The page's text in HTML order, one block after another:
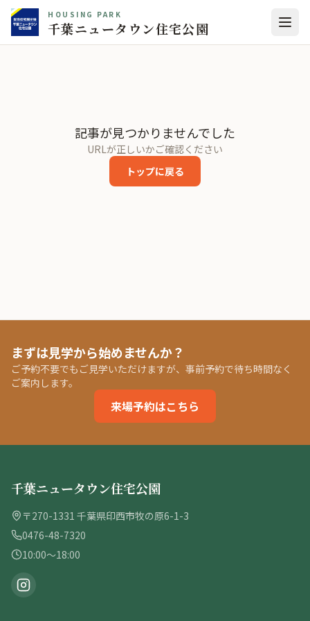
HOUSING PARK
千葉ニュータウン住宅公園
記事が見つかりませんでした
URLが正しいかご確認ください
トップに戻る
まずは見学から始めませんか？
ご予約不要でもご見学いただけますが、事前予約で待ち時間なく
ご案内します。
来場予約はこちら
千葉ニュータウン住宅公園
〒270-1331 千葉県印西市牧の原6-1-3
0476-48-7320
10:00〜18:00